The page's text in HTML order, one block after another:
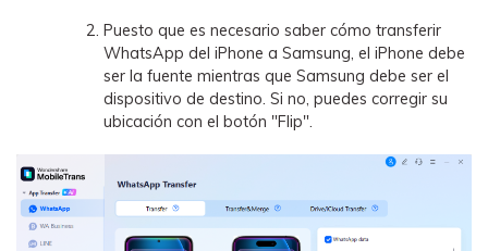
Puesto que es necesario saber cómo transferir
WhatsApp del iPhone a Samsung, el iPhone debe
ser la fuente mientras que Samsung debe ser el
dispositivo de destino. Si no, puedes corregir su
ubicación con el botón "Flip".